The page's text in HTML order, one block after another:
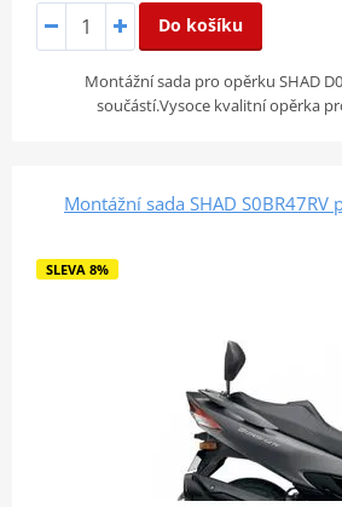
Do košíku
Montážní sada pro opěrku SHAD
součástí.Vysoce kvalitní opěrka
Montážní sada SHAD S0BR47RV
SLEVA 8%